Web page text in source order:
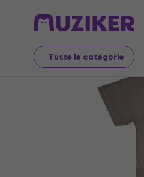
Tutte le categorie
Merch Merce musicale